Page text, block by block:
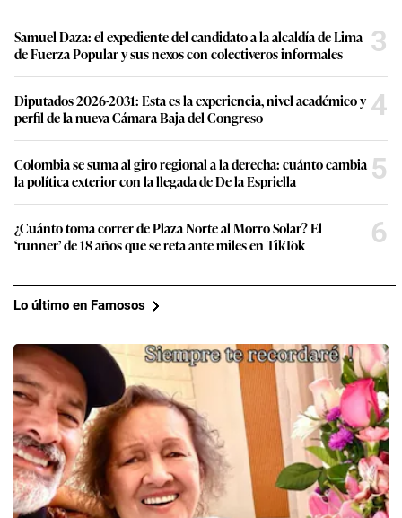
Samuel Daza: el expediente del candidato a la alcaldía de Lima
de Fuerza Popular y sus nexos con colectiveros informales
3
Diputados 2026-2031: Esta es la experiencia, nivel académico y
perfil de la nueva Cámara Baja del Congreso
4
Colombia se suma al giro regional a la derecha: cuánto cambia
la política exterior con la llegada de De la Espriella
5
¿Cuánto toma correr de Plaza Norte al Morro Solar? El
‘runner’ de 18 años que se reta ante miles en TikTok
6
Lo último en Famosos